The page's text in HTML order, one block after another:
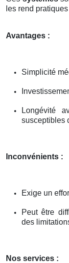
les rend
Avantages :
Simplicité
Longévité
susceptibles
Inconvénients :
Exige un
Peut être
des
Nos services :